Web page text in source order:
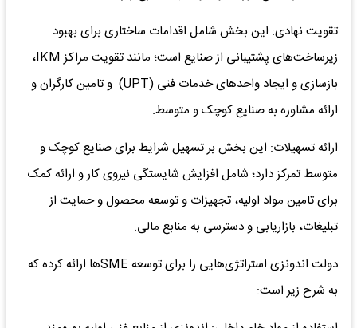
تقویت نهادی: این بخش شامل اقدامات ساختاری برای بهبود
زیرساخت‌‌‌های پشتیبانی از صنایع است؛ مانند تقویت مراکز IKM،
بازسازی و ایجاد واحدهای خدمات فنی (UPT) و تامین کارگران و
ارائه مشاوره به صنایع کوچک و متوسط.
ارائه تسهیلات: این بخش بر تسهیل شرایط برای صنایع کوچک و
متوسط تمرکز دارد؛ شامل افزایش شایستگی نیروی کار و ارائه کمک
برای تامین مواد اولیه، تجهیزات و توسعه محصول و حمایت از
تبلیغات، بازاریابی و دسترسی به منابع مالی.
دولت اندونزی استراتژی‌هایی را برای توسعه SME‌ها ارائه کرده که
به شرح زیر است: